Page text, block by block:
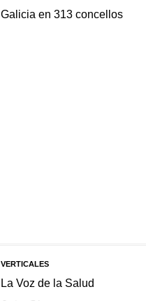
Galicia en 313 concellos
VERTICALES
La Voz de la Salud